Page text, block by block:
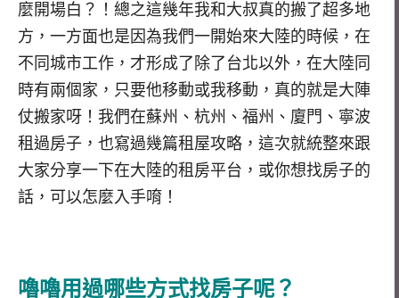
麼開場白？！總之這幾年我和大叔真的搬了超多地
方，一方面也是因為我們一開始來大陸的時候，在
不同城市工作，才形成了除了台北以外，在大陸同
時有兩個家，只要他移動或我移動，真的就是大陣
仗搬家呀！我們在蘇州、杭州、福州、廈門、寧波
租過房子，也寫過幾篇租屋攻略，這次就統整來跟
大家分享一下在大陸的租房平台，或你想找房子的
話，可以怎麼入手唷！
嚕嚕用過哪些方式找房子呢？